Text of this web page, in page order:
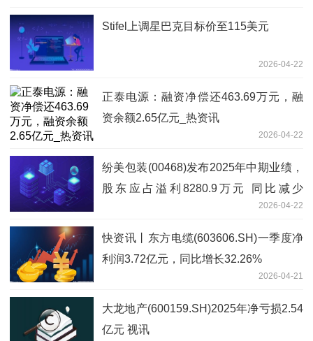
Stifel上调星巴克目标价至115美元
2026-04-22
正泰电源：融资净偿还463.69万元，融
资余额2.65亿元_热资讯
2026-04-22
纷美包装(00468)发布2025年中期业绩，
股东应占溢利8280.9万元 同比减少
2026-04-22
快资讯丨东方电缆(603606.SH)一季度净
利润3.72亿元，同比增长32.26%
2026-04-21
大龙地产(600159.SH)2025年净亏损2.54
亿元 视讯